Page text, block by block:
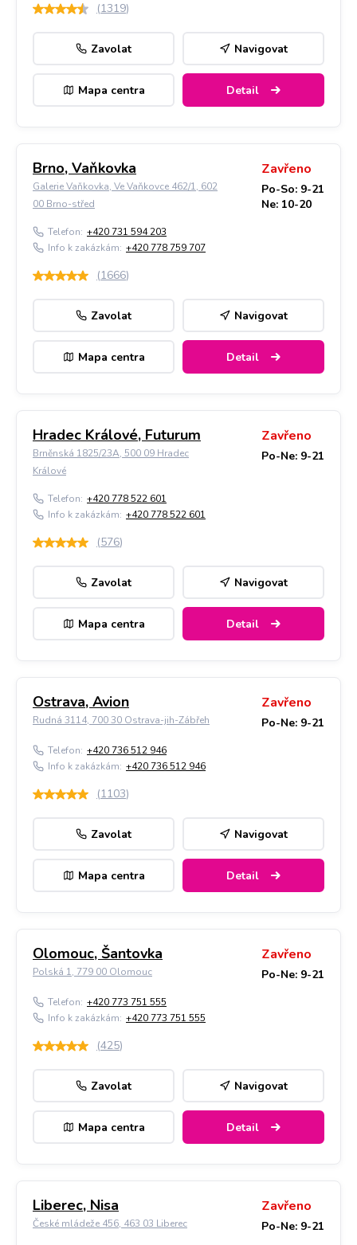
(1319)
Zavolat Navigovat
Mapa centra Detail
Brno, Vaňkovka
Galerie Vaňkovka, Ve Vaňkovce 462/1, 602
00 Brno-střed
Zavřeno
Po-So: 9-21
Ne: 10-20
Telefon: +420 731 594 203
Info k zakázkám: +420 778 759 707
(1666)
Zavolat Navigovat
Mapa centra Detail
Hradec Králové, Futurum
Brněnská 1825/23A, 500 09 Hradec
Králové
Zavřeno
Po-Ne: 9-21
Telefon: +420 778 522 601
Info k zakázkám: +420 778 522 601
(576)
Zavolat Navigovat
Mapa centra Detail
Ostrava, Avion
Rudná 3114, 700 30 Ostrava-jih-Zábřeh
Zavřeno
Po-Ne: 9-21
Telefon: +420 736 512 946
Info k zakázkám: +420 736 512 946
(1103)
Zavolat Navigovat
Mapa centra Detail
Olomouc, Šantovka
Polská 1, 779 00 Olomouc
Zavřeno
Po-Ne: 9-21
Telefon: +420 773 751 555
Info k zakázkám: +420 773 751 555
(425)
Zavolat Navigovat
Mapa centra Detail
Liberec, Nisa
České mládeže 456, 463 03 Liberec
Zavřeno
Po-Ne: 9-21